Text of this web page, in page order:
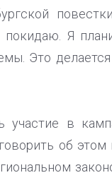
Я
Это
участие в
об